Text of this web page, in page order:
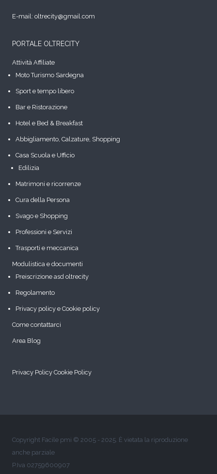
E-mail: oltrecity@gmail.com
PORTALE OLTRECITY
Attività Affiliate
Moto Turismo Sardegna
Sport e tempo libero
Bar e Ristorazione
Hotel e Bed & Breakfast
Abbigliamento, Calzature, Shopping
Casa Scuola e Ufficio
Edilizia
Matrimoni e ricorrenze
Cura della Persona
Svago e Shopping
Professioni e Servizi
Trasporti e meccanica
Modulistica e documenti
Preiscrizione asd oltrecity
Regolamento
Privacy policy e Cookie policy
Come contattarci
Area Blog
Privacy Policy Cookie Policy
Copyright Facile pmi © 2005 - 2025. È vietata la riproduzione
anche parziale
P.Iva 02759600907